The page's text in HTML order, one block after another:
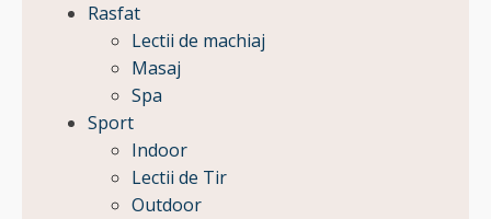
Rasfat
Lectii de machiaj
Masaj
Spa
Sport
Indoor
Lectii de Tir
Outdoor